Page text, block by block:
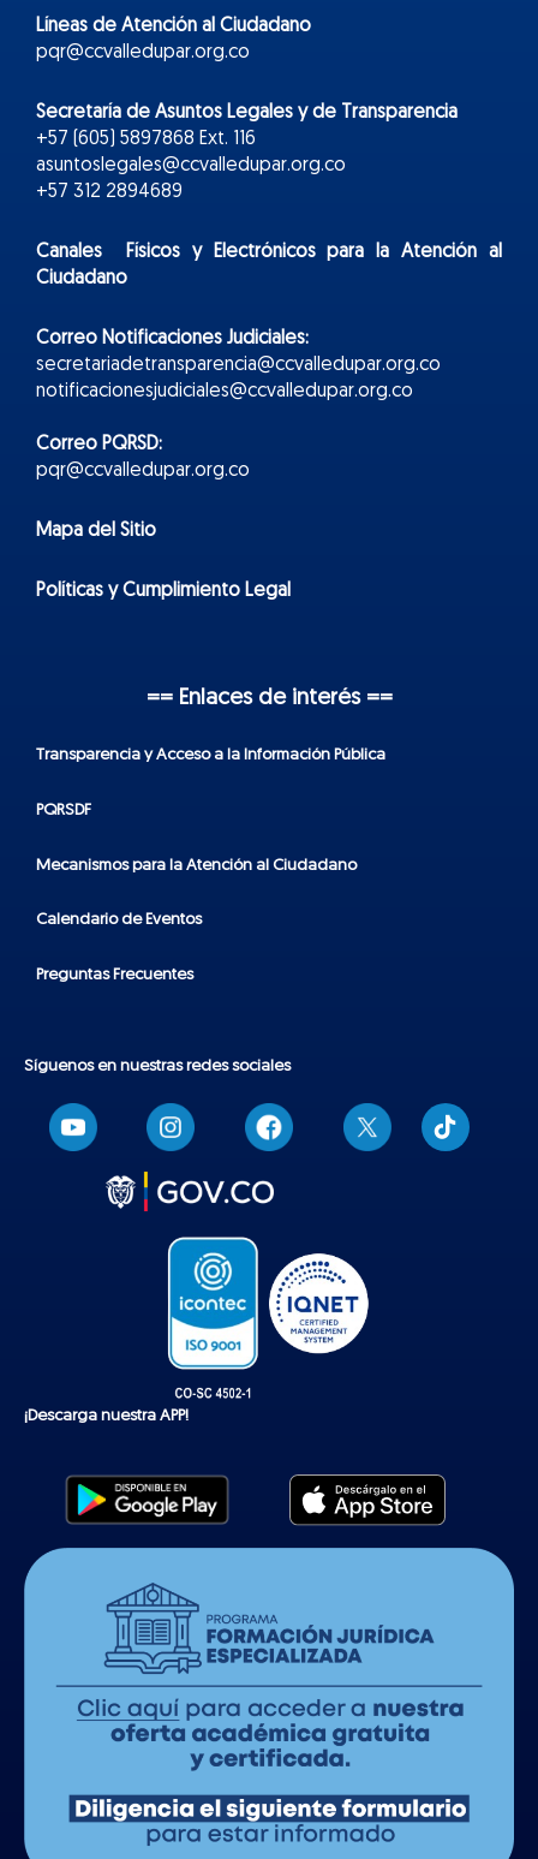
Líneas de Atención al Ciudadano
pqr@ccvalledupar.org.co
Secretaría de Asuntos Legales y de Transparencia
+57 (605) 5897868 Ext. 116
asuntoslegales@ccvalledupar.org.co
+57 312 2894689
Canales Físicos yElectrónicospara la Atención al
Ciudadano
Correo Notificaciones Judiciales:
secretariadetransparencia@ccvalledupar.org.co
notificacionesjudiciales@ccvalledupar.org.co
Correo PQRSD:
pqr@ccvalledupar.org.co
Mapa del Sitio
Políticas y Cumplimiento Legal
== Enlaces de interés ==
Transparencia y Acceso a la Información Pública
PQRSDF
Mecanismos para la Atención al Ciudadano
Calendario de Eventos
Preguntas Frecuentes
Síguenos en nuestras redes sociales
T
i
k
¡Descarga nuestra APP!